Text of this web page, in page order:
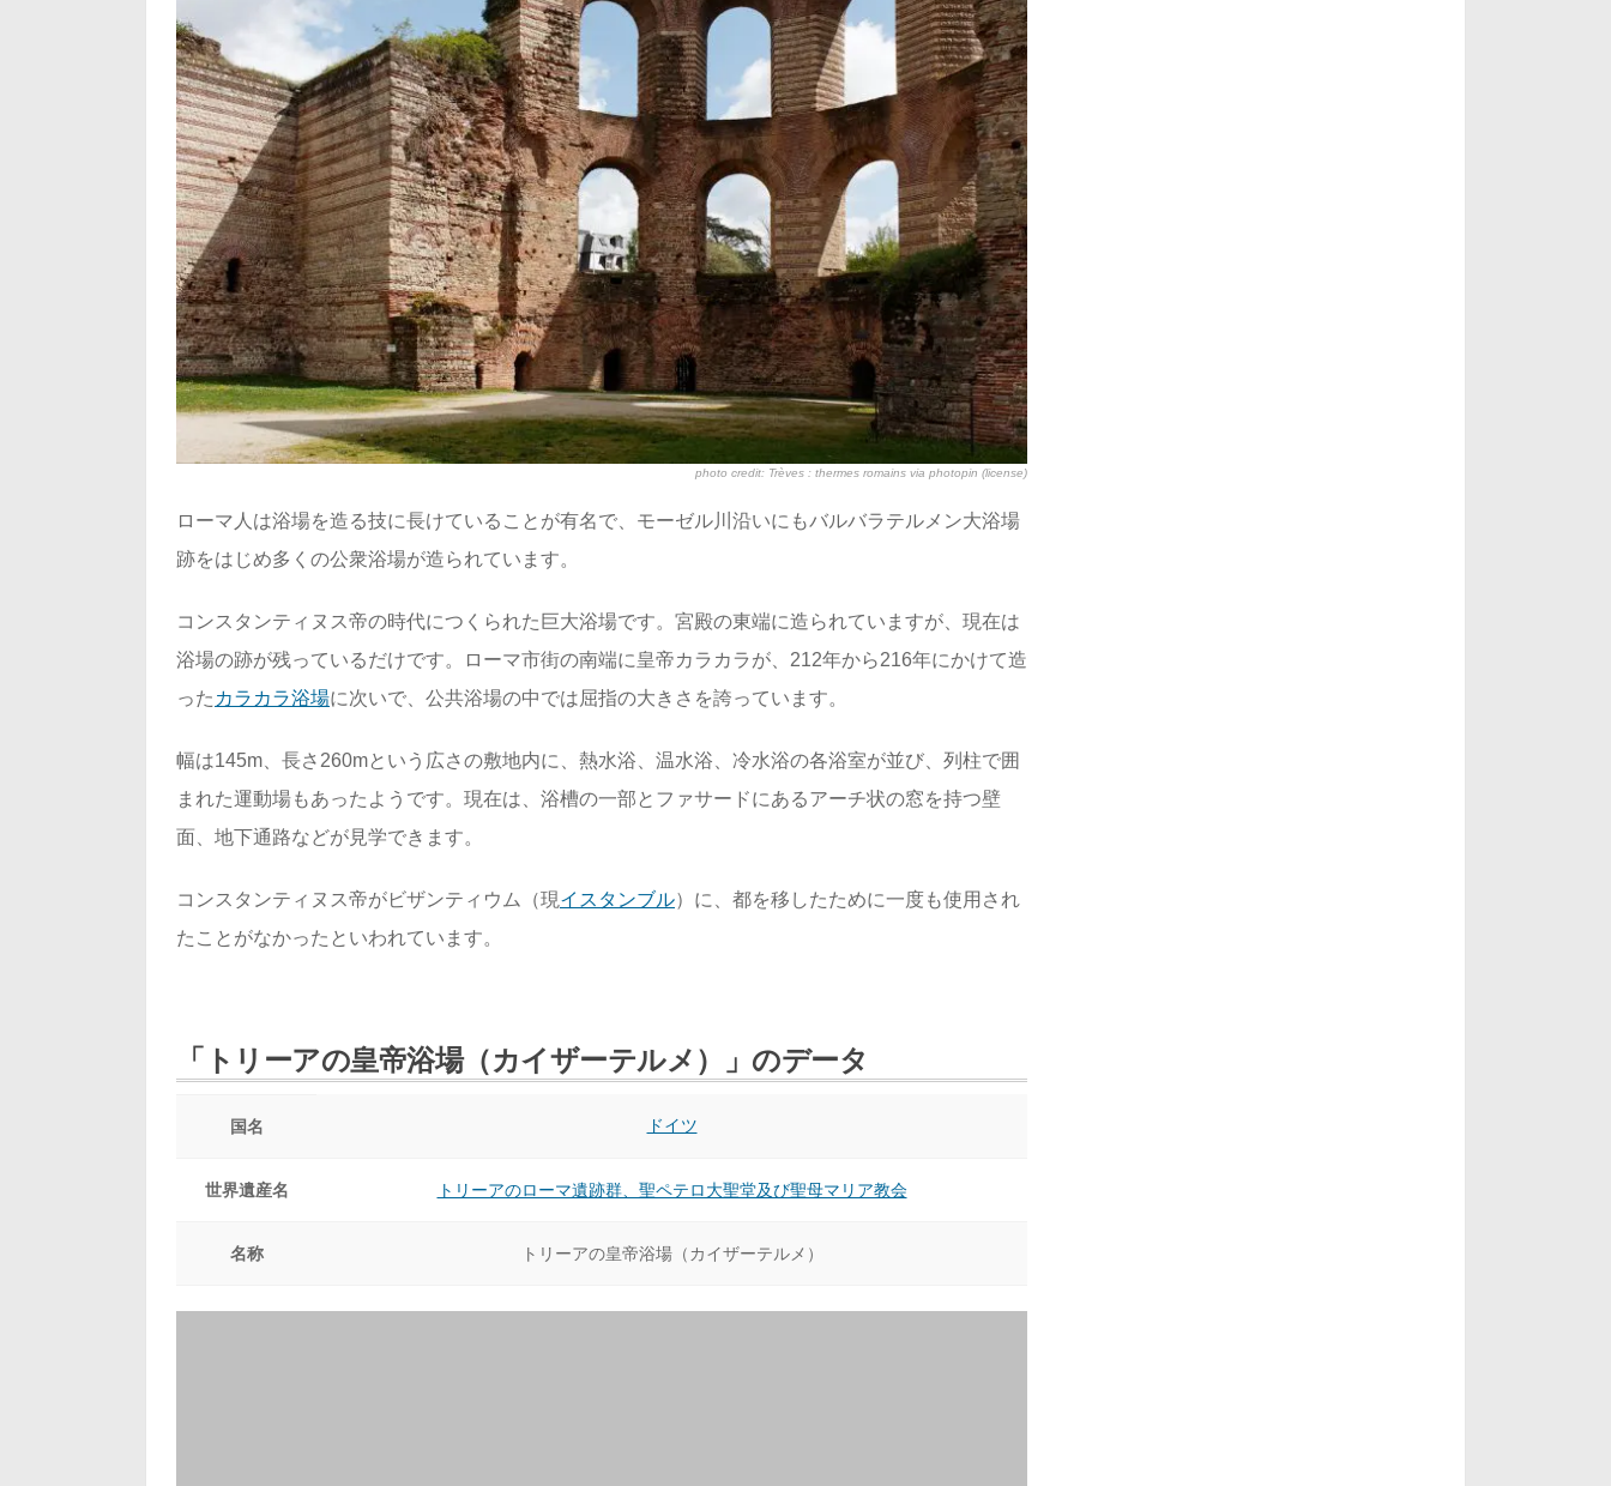
photo credit: Trèves : thermes romains via photopin (license)
ローマ人は浴場を造る技に長けていることが有名で、モーゼル川沿いにもバルバラテルメン大浴場
跡をはじめ多くの公衆浴場が造られています。
コンスタンティヌス帝の時代につくられた巨大浴場です。宮殿の東端に造られていますが、現在は
浴場の跡が残っているだけです。ローマ市街の南端に皇帝カラカラが、212年から216年にかけて造
った カラカラ浴場に次いで、公共浴場の中では屈指の大きさを誇っています。
幅は145m、長さ260mという広さの敷地内に、熱水浴、温水浴、冷水浴の各浴室が並び、列柱で囲
まれた運動場もあったようです。現在は、浴槽の一部とファサードにあるアーチ状の窓を持つ壁
面、地下通路などが見学できます。
コンスタンティヌス帝がビザンティウム（現イスタンブル）に、都を移したために一度も使用され
たことがなかったといわれています。
「トリーアの皇帝浴場（カイザーテルメ）」のデータ
国名 ドイツ
世界遺産名 トリーアのローマ遺跡群、聖ペテロ大聖堂及び聖母マリア教会
名称 トリーアの皇帝浴場（カイザーテルメ）